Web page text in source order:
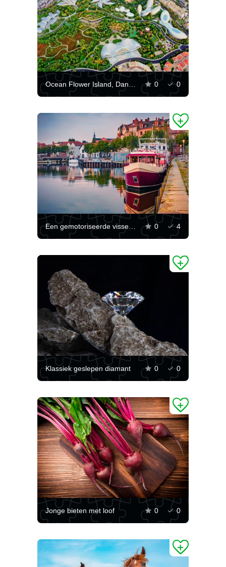
Ocean Flower Island, Danzhou 0 0
Een gemotoriseerde vissersboot in de haven van Stralsund 0 4
Klassiek geslepen diamant 0 0
Jonge bieten met loof 0 0